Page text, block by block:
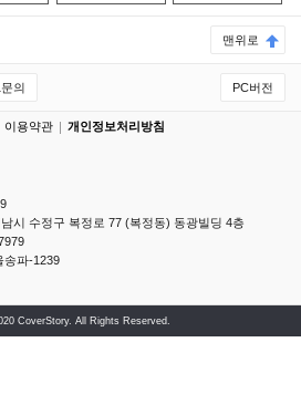
맨위로
의 PC버전
이용약관 개인정보처리방침
시 수정구 복정로 77 (복정동) 동광빌딩 4층
송파-1239
CoverStory. All Rights Reserved.